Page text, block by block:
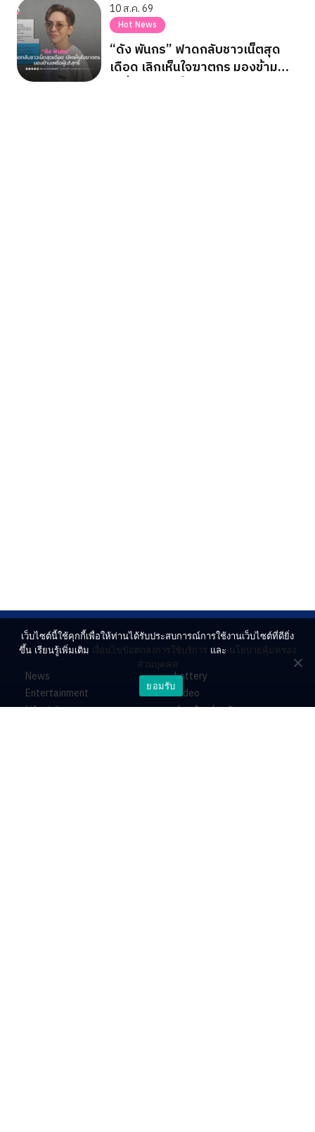
10 ส.ค. 69
Hot News
“ดัง พันกร” ฟาดกลับชาวเน็ตสุด
เดือด เลิกเห็นใจฆาตกร มองข้าม
News
Entertainment
Lifestyle
Lottery
Video
ร่วมด้วยช่วยกัน
เว็บไซต์นี้ใช้คุกกี้เพื่อให้ท่านได้รับประสบการณ์การใช้งานเว็บไซต์ที่ดียิ่ง
ขึ้น เรียนรู้เพิ่มเติม เงื่อนไขข้อตกลงการใช้บริการ และ นโยบายคุ้มครอง
ส่วนบุคคล
ยอมรับ